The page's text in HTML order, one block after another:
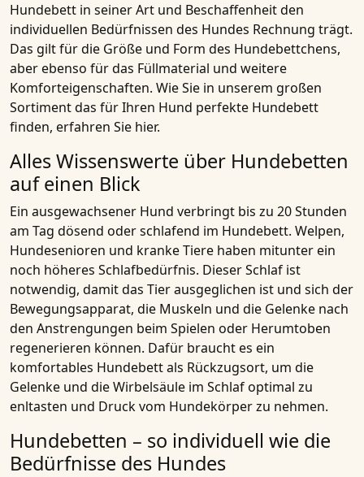
Hundebett in seiner Art und Beschaffenheit den
individuellen Bedürfnissen des Hundes Rechnung trägt.
Das gilt für die Größe und Form des Hundebettchens,
aber ebenso für das Füllmaterial und weitere
Komforteigenschaften. Wie Sie in unserem großen
Sortiment das für Ihren Hund perfekte Hundebett
finden, erfahren Sie hier.
Alles Wissenswerte über Hundebetten
auf einen Blick
Ein ausgewachsener Hund verbringt bis zu 20 Stunden
am Tag dösend oder schlafend im Hundebett. Welpen,
Hundesenioren und kranke Tiere haben mitunter ein
noch höheres Schlafbedürfnis. Dieser Schlaf ist
notwendig, damit das Tier ausgeglichen ist und sich der
Bewegungsapparat, die Muskeln und die Gelenke nach
den Anstrengungen beim Spielen oder Herumtoben
regenerieren können. Dafür braucht es ein
komfortables Hundebett als Rückzugsort, um die
Gelenke und die Wirbelsäule im Schlaf optimal zu
enltasten und Druck vom Hundekörper zu nehmen.
Hundebetten – so individuell wie die
Bedürfnisse des Hundes